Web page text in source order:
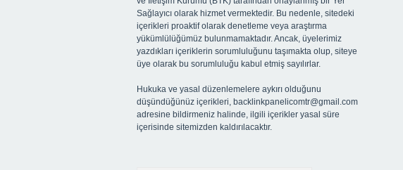
Sağlayıcı olarak hizmet vermektedir. Bu nedenle, sitedeki
içerikleri proaktif olarak denetleme veya araştırma
yükümlülüğümüz bulunmamaktadır. Ancak, üyelerimiz
yazdıkları içeriklerin sorumluluğunu taşımakta olup, siteye
üye olarak bu sorumluluğu kabul etmiş sayılırlar.
Hukuka ve yasal düzenlemelere aykırı olduğunu
düşündüğünüz içerikleri, backlinkpanelicomtr@gmail.com
adresine bildirmeniz halinde, ilgili içerikler yasal süre
içerisinde sitemizden kaldırılacaktır.